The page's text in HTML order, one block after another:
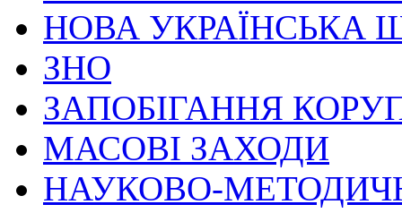
НОВА УКРАЇНСЬКА
ЗНО
ЗАПОБІГАННЯ
МАСОВІ ЗАХОДИ
НАУКОВО-